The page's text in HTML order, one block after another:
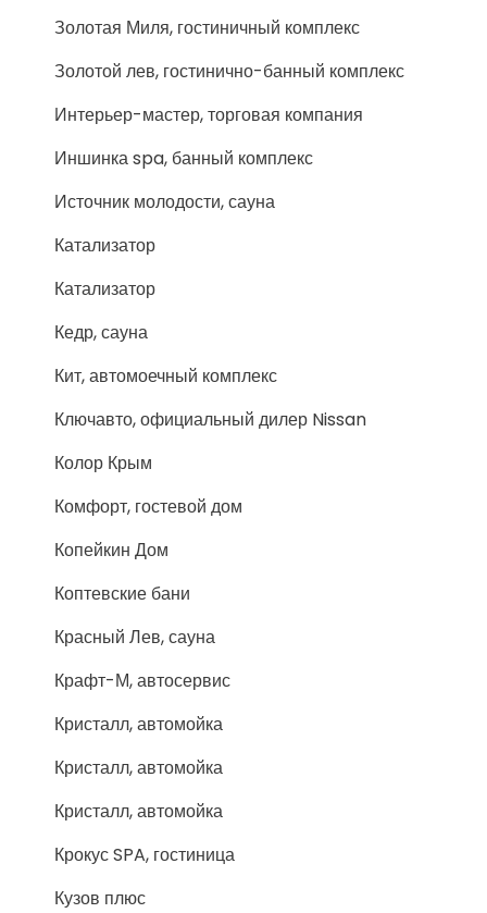
Золотая Миля, гостиничный комплекс
Золотой лев, гостинично-банный комплекс
Интерьер-мастер, торговая компания
Иншинка spa, банный комплекс
Источник молодости, сауна
Катализатор
Катализатор
Кедр, сауна
Кит, автомоечный комплекс
Ключавто, официальный дилер Nissan
Колор Крым
Комфорт, гостевой дом
Копейкин Дом
Коптевские бани
Красный Лев, сауна
Крафт-М, автосервис
Кристалл, автомойка
Кристалл, автомойка
Кристалл, автомойка
Крокус SPA, гостиница
Кузов плюс